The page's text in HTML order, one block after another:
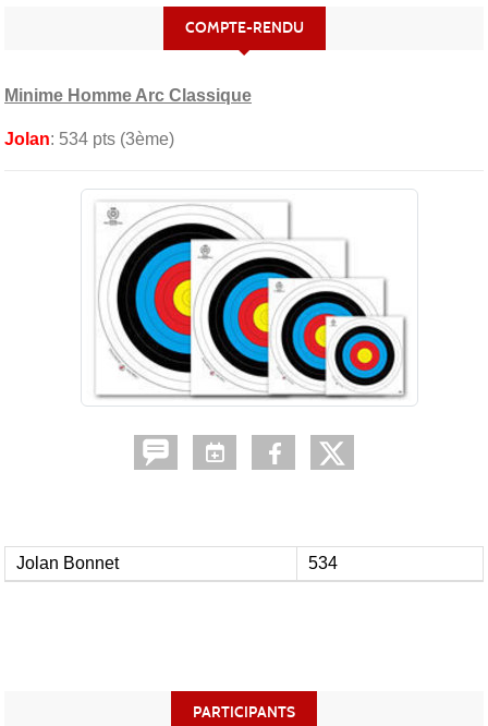
COMPTE-RENDU
Minime Homme Arc Classique
Jolan: 534 pts (3ème)
Jolan Bonnet 534
PARTICIPANTS